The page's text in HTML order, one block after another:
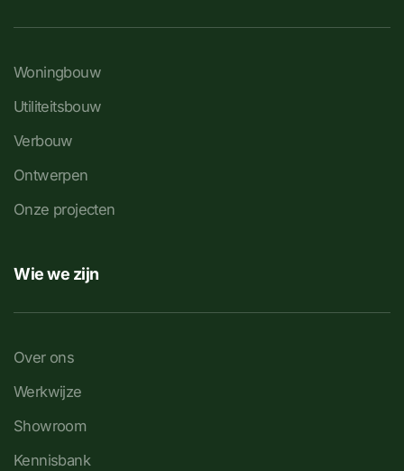
Woningbouw
Utiliteitsbouw
Verbouw
Ontwerpen
Onze projecten
Wie we zijn
Over ons
Werkwijze
Showroom
Kennisbank